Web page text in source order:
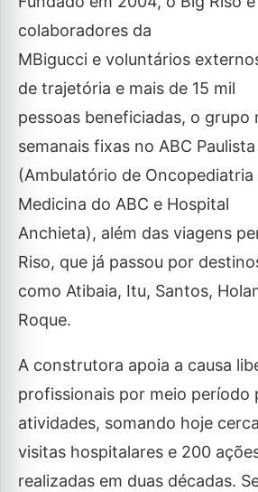
colaboradores da
MBigucci e voluntários
de trajetória e mais de 15 mil
pessoas beneficiadas, o grupo
semanais fixas no ABC Paulista
(Ambulatório de Oncopediatria
Medicina do ABC e Hospital
Anchieta), além das viagens
Riso, que já passou por
como Atibaia, Itu, Santos,
Roque.
A construtora apoia a causa
profissionais por meio período
atividades, somando hoje
visitas hospitalares e 200
realizadas em duas décadas.